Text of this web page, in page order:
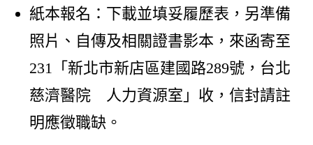
紙本報名：下載並填妥履歷表，另準備
照片、自傳及相關證書影本，來函寄至
231「新北市新店區建國路289號，台北
慈濟醫院 人力資源室」收，信封請註
明應徵職缺。